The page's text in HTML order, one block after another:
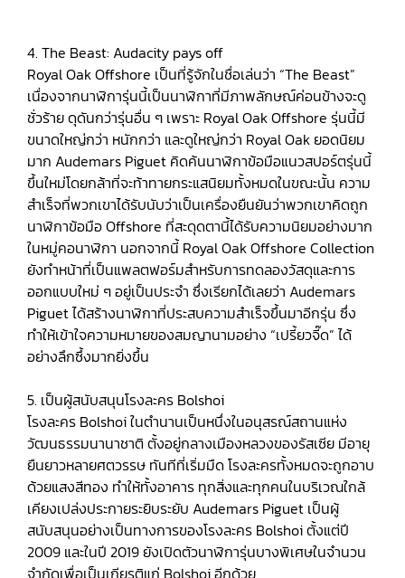
4. The Beast: Audacity pays off
Royal Oak Offshore เป็นที่รู้จักในชื่อเล่นว่า “The Beast”
เนื่องจากนาฬิการุ่นนี้เป็นนาฬิกาที่มีภาพลักษณ์ค่อนข้างจะดู
ชั่วร้าย ดุดันกว่ารุ่นอื่น ๆ เพราะ Royal Oak Offshore รุ่นนี้มี
ขนาดใหญ่กว่า หนักกว่า และดูใหญ่กว่า Royal Oak ยอดนิยม
มาก Audemars Piguet คิดค้นนาฬิกาข้อมือแนวสปอร์ตรุ่นนี้
ขึ้นใหม่โดยกล้าที่จะท้าทายกระแสนิยมทั้งหมดในขณะนั้น ความ
สำเร็จที่พวกเขาได้รับนับว่าเป็นเครื่องยืนยันว่าพวกเขาคิดถูก
นาฬิกาข้อมือ Offshore ที่สะดุดตานี้ได้รับความนิยมอย่างมาก
ในหมู่คอนาฬิกา นอกจากนี้ Royal Oak Offshore Collection
ยังทำหน้าที่เป็นแพลตฟอร์มสำหรับการทดลองวัสดุและการ
ออกแบบใหม่ ๆ อยู่เป็นประจำ ซึ่งเรียกได้เลยว่า Audemars
Piguet ได้สร้างนาฬิกาที่ประสบความสำเร็จขึ้นมาอีกรุ่น ซึ่ง
ทำให้เข้าใจความหมายของสมญานามอย่าง “เปรี้ยวจี๊ด” ได้
อย่างลึกซึ้งมากยิ่งขึ้น
5. เป็นผู้สนับสนุนโรงละคร Bolshoi
โรงละคร Bolshoi ในตำนานเป็นหนึ่งในอนุสรณ์สถานแห่ง
วัฒนธรรมนานาชาติ ตั้งอยู่กลางเมืองหลวงของรัสเซีย มีอายุ
ยืนยาวหลายศตวรรษ ทันทีที่เริ่มมืด โรงละครทั้งหมดจะถูกอาบ
ด้วยแสงสีทอง ทำให้ทั้งอาคาร ทุกสิ่งและทุกคนในบริเวณใกล้
เคียงเปล่งประกายระยิบระยับ Audemars Piguet เป็นผู้
สนับสนุนอย่างเป็นทางการของโรงละคร Bolshoi ตั้งแต่ปี
2009 และในปี 2019 ยังเปิดตัวนาฬิการุ่นบางพิเศษในจำนวน